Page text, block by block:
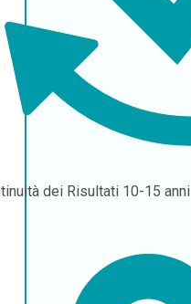
dei Risultati 10-15 anni